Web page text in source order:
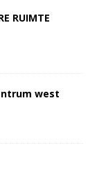
RUIMTE
west